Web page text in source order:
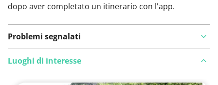
dopo aver completato un itinerario con l'app.
Problemi segnalati
Luoghi di interesse